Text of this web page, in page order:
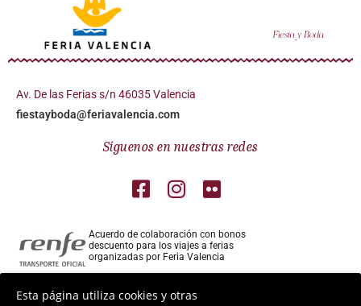
Av. De las Ferias s/n 46035 Valencia
fiestayboda@feriavalencia.com
Síguenos en nuestras redes
Acuerdo de colaboración con bonos
descuento para los viajes a ferias
organizadas por Feria Valencia
Colaborador aéreo para los viajes a ferias
organizadas por Feria Valencia
Esta página utiliza cookies y otras